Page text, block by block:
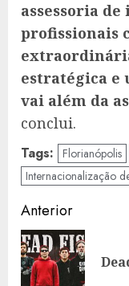
assessoria
profissionais
estratégica e
vai além da
conclui.
Tags: Florianópolis
Internacionalização
Navegação
de
artigos
Anterior